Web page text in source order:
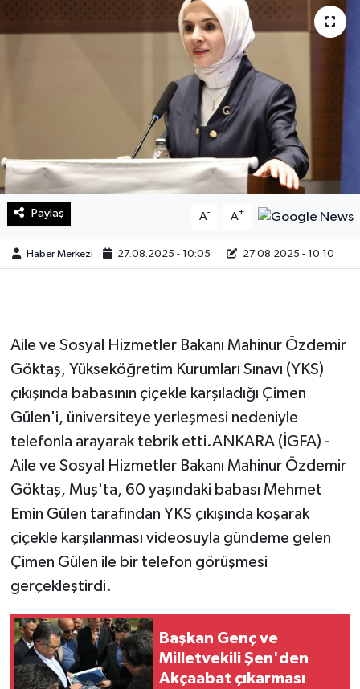
Paylaş A- A+
Haber Merkezi 27.08.2025 - 10:05 27.08.2025 - 10:10
Aile ve Sosyal Hizmetler Bakanı Mahinur Özdemir
Göktaş, Yükseköğretim Kurumları Sınavı (YKS)
çıkışında babasının çiçekle karşıladığı Çimen
Gülen'i, üniversiteye yerleşmesi nedeniyle
telefonla arayarak tebrik etti.ANKARA (İGFA) -
Aile ve Sosyal Hizmetler Bakanı Mahinur Özdemir
Göktaş, Muş'ta, 60 yaşındaki babası Mehmet
Emin Gülen tarafından YKS çıkışında koşarak
çiçekle karşılanması videosuyla gündeme gelen
Çimen Gülen ile bir telefon görüşmesi
gerçekleştirdi.
Başkan Genç ve
Milletvekili Şen'den
Akçaabat çıkarması
Sağlık